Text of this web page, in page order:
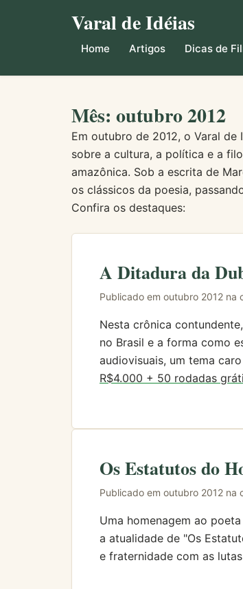
Varal de Idéias
Home Artigos Dicas de
Mês: outubro 2012
Em outubro de 2012, o Varal
sobre a cultura, a política e a
amazônica. Sob a escrita de
os clássicos da poesia,
Confira os destaques:
A Ditadura da
Publicado em outubro 2012 na
Nesta crônica
no Brasil e a forma como
audiovisuais, um tema
R$4.000 + 50 rodadas
Os Estatutos do
Publicado em outubro 2012 na
Uma homenagem ao
a atualidade de "Os
e fraternidade com as